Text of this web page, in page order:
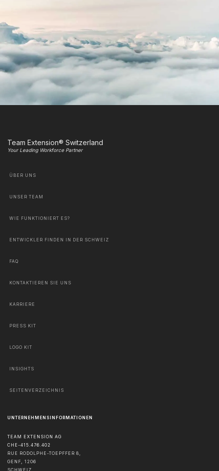
Team Extension® Switzerland
Your Leading Workforce Partner
ÜBER UNS
UNSER TEAM
WIE FUNKTIONIERT ES?
ENTWICKLER FINDEN IN DER SCHWEIZ
FAQ
KONTAKTIEREN SIE UNS
KARRIERE
PRESS KIT
LOGO KIT
INSIGHTS
SEITENVERZEICHNIS
UNTERNEHMENSINFORMATIONEN
TEAM EXTENSION AG
CHE-415.476.402
RUE RODOLPHE-TOEPFFER 8,
GENF, 1206